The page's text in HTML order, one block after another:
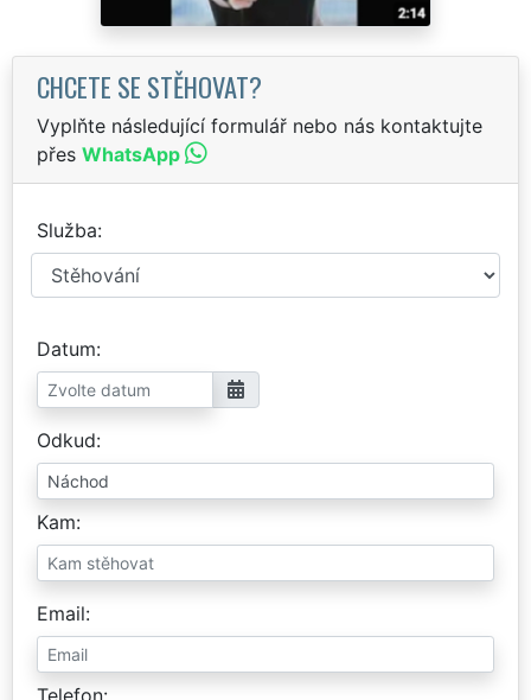
CHCETE SE STĚHOVAT?
Vyplňte následující formulář nebo nás kontaktujte
přes WhatsApp
Služba
Datum
Odkud
Kam
Email
Telefon